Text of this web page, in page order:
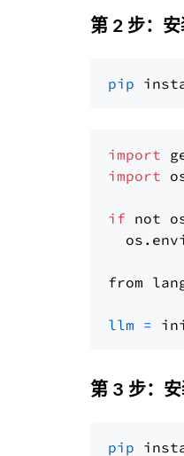
第 2 步：
pip
import
import
if not
from
llm =
第 3 步：
pip